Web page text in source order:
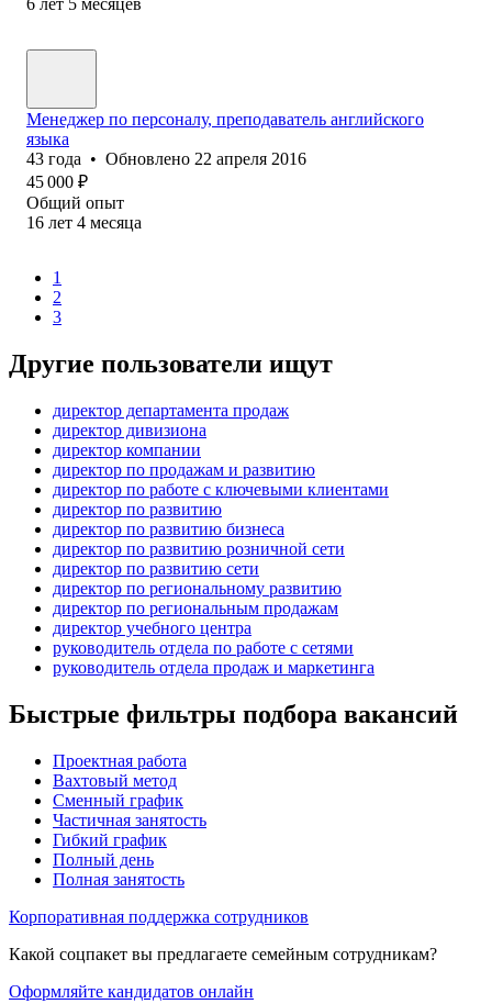
Менеджер по персоналу, преподаватель английского
языка
43 года • Обновлено 22 апреля 2016
45 000 ₽
Общий опыт
16 лет 4 месяца
1
2
3
Другие пользователи ищут
директор департамента продаж
директор дивизиона
директор компании
директор по продажам и развитию
директор по работе с ключевыми клиентами
директор по развитию
директор по развитию бизнеса
директор по развитию розничной сети
директор по развитию сети
директор по региональному развитию
директор по региональным продажам
директор учебного центра
руководитель отдела по работе с сетями
руководитель отдела продаж и маркетинга
Быстрые фильтры подбора вакансий
Проектная работа
Вахтовый метод
Сменный график
Частичная занятость
Гибкий график
Полный день
Полная занятость
Корпоративная поддержка сотрудников
Какой соцпакет вы предлагаете семейным сотрудникам?
Оформляйте кандидатов онлайн